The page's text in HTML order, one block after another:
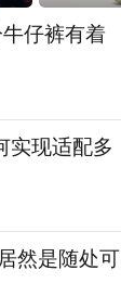
仔裤有着
实现适配多
然是随处可